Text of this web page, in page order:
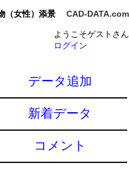
（女性）添景 CAD-DATA.com
ようこそゲストさん
ログイン
データ追加
新着データ
コメント